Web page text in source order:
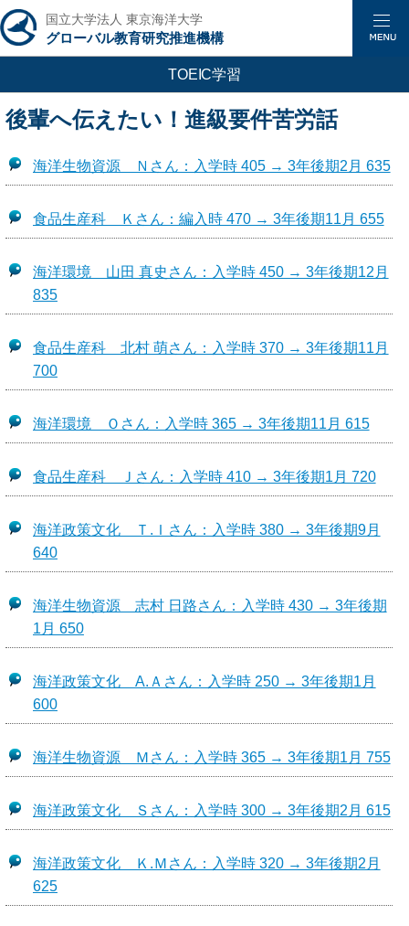
国立大学法人 東京海洋大学
グローバル教育研究推進機構
TOEIC学習
後輩へ伝えたい！進級要件苦労話
海洋生物資源 Ｎさん：入学時 405 → 3年後期2月 635
食品生産科 Ｋさん：編入時 470 → 3年後期11月 655
海洋環境 山田 真史さん：入学時 450 → 3年後期12月
835
食品生産科 北村 萌さん：入学時 370 → 3年後期11月
700
海洋環境 Ｏさん：入学時 365 → 3年後期11月 615
食品生産科 Ｊさん：入学時 410 → 3年後期1月 720
海洋政策文化 Ｔ.Ｉさん：入学時 380 → 3年後期9月
640
海洋生物資源 志村 日路さん：入学時 430 → 3年後期
1月 650
海洋政策文化 A.Ａさん：入学時 250 → 3年後期1月
600
海洋生物資源 Ｍさん：入学時 365 → 3年後期1月 755
海洋政策文化 Ｓさん：入学時 300 → 3年後期2月 615
海洋政策文化 Ｋ.Ｍさん：入学時 320 → 3年後期2月
625